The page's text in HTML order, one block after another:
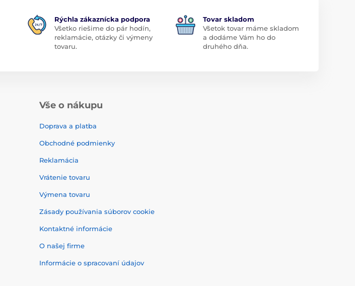
Rýchla zákaznícka podpora
Všetko riešime do pár hodín,
reklamácie, otázky či výmeny
tovaru.
Tovar skladom
Všetok tovar máme skladom
a dodáme Vám ho do
druhého dňa.
Vše o nákupu
Doprava a platba
Obchodné podmienky
Reklamácia
Vrátenie tovaru
Výmena tovaru
Zásady používania súborov cookie
Kontaktné informácie
O našej firme
Informácie o spracovaní údajov